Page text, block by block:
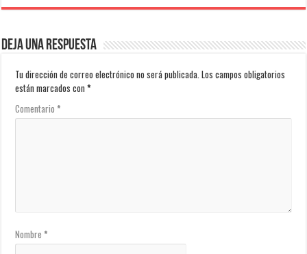
Deja una respuesta
Tu dirección de correo electrónico no será publicada. Los campos obligatorios
están marcados con*
Comentario*
Nombre*